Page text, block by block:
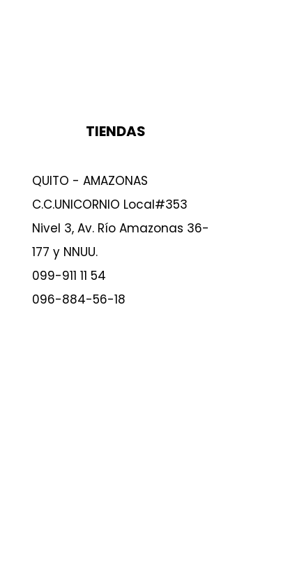
TIENDAS
QUITO - AMAZONAS
C.C.UNICORNIO Local#353
Nivel 3, Av. Río Amazonas 36-
177 y NNUU.
099-911 11 54
096-884-56-18